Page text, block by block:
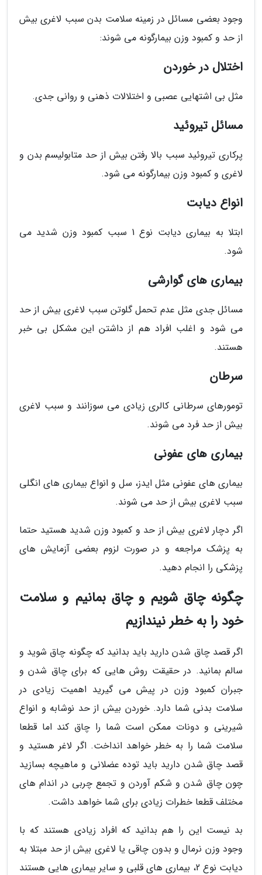
وجود بعضی مسائل در زمینه سلامت بدن سبب لاغری بیش
از حد و کمبود وزن بیمارگونه می شوند:
اختلال در خوردن
مثل بی اشتهایی عصبی و اختلالات ذهنی و روانی جدی.
مسائل تیروئید
پرکاری تیروئید سبب بالا رفتن بیش از حد متابولیسم بدن و
لاغری و کمبود وزن بیمارگونه می شود.
انواع دیابت
ابتلا به بیماری دیابت نوع 1 سبب کمبود وزن شدید می
شود.
بیماری های گوارشی
مسائل جدی مثل عدم تحمل گلوتن سبب لاغری بیش از حد
می شود و اغلب افراد هم از داشتن این مشکل بی خبر
هستند.
سرطان
تومورهای سرطانی کالری زیادی می سوزانند و سبب لاغری
بیش از حد فرد می شوند.
بیماری های عفونی
بیماری های عفونی مثل ایدز، سل و انواع بیماری های انگلی
سبب لاغری بیش از حد می شوند.
اگر دچار لاغری بیش از حد و کمبود وزن شدید هستید حتما
به پزشک مراجعه و در صورت لزوم بعضی آزمایش های
پزشکی را انجام دهید.
چگونه چاق شویم و چاق بمانیم و سلامت
خود را به خطر نیندازیم
اگر قصد چاق شدن دارید باید بدانید که چگونه چاق شوید و
سالم بمانید. در حقیقت روش هایی که برای چاق شدن و
جبران کمبود وزن در پیش می گیرید اهمیت زیادی در
سلامت بدنی شما دارد. خوردن بیش از حد نوشابه و انواع
شیرینی و دونات ممکن است شما را چاق کند اما قطعا
سلامت شما را به خطر خواهد انداخت. اگر لاغر هستید و
قصد چاق شدن دارید باید توده عضلانی و ماهیچه بسازید
چون چاق شدن و شکم آوردن و تجمع چربی در اندام های
مختلف قطعا خطرات زیادی برای شما خواهد داشت.
بد نیست این را هم بدانید که افراد زیادی هستند که با
وجود وزن نرمال و بدون چاقی یا لاغری بیش از حد مبتلا به
دیابت نوع 2، بیماری های قلبی و سایر بیماری هایی هستند